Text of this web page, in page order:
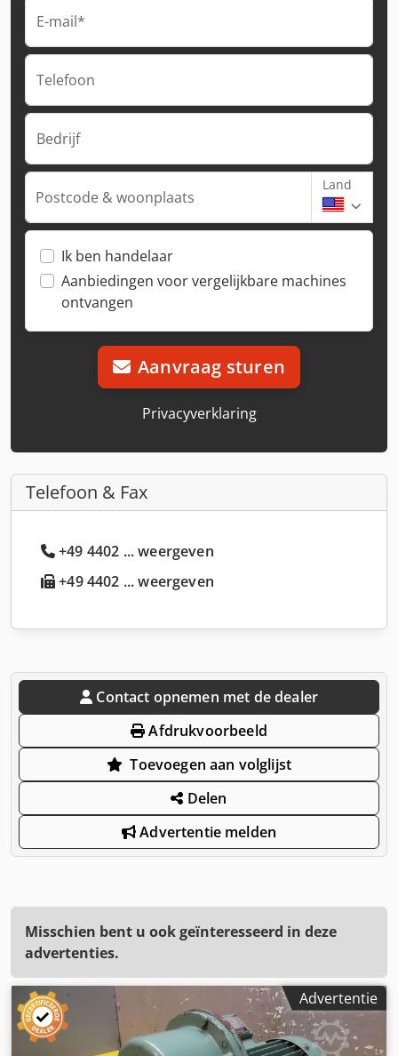
E-mail*
Telefoon
Bedrijf
Postcode & woonplaats
Land
Ik ben handelaar
Aanbiedingen voor vergelijkbare machines
ontvangen
Aanvraag sturen
Privacyverklaring
Telefoon & Fax
+49 4402 ... weergeven
+49 4402 ... weergeven
Contact opnemen met de dealer
Afdrukvoorbeeld
Toevoegen aan volglijst
Delen
Advertentie melden
Misschien bent u ook geïnteresseerd in deze
advertenties.
Advertentie